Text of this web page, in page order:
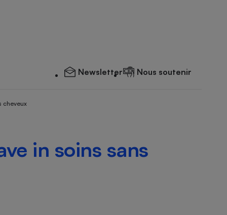
Newsletter Nous soutenir
cheveux
in soins sans